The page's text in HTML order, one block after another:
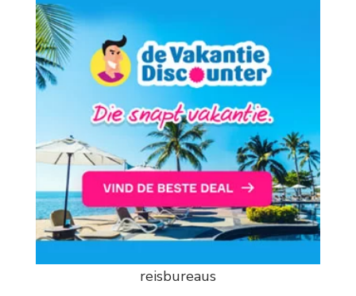
reisbureaus